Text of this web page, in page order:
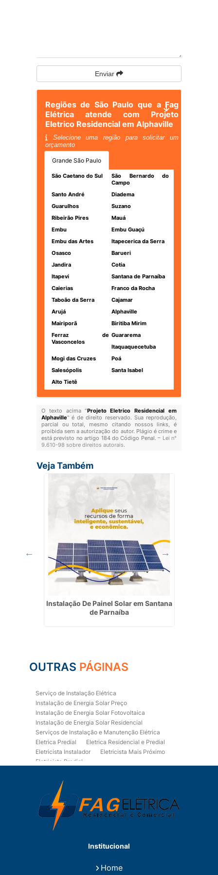
Enviar
Regiões de São Paulo que a Fag
Elétrica atende com Projeto
Eletrico Residencial em Alphaville
Selecione uma região para solicitar um
orçamento
Grande São Paulo
São Caetano do Sul
São Bernardo do
Campo
Santo André
Diadema
Guarulhos
Suzano
Ribeirão Pires
Mauá
Embu
Embu Guaçú
Embu das Artes
Itapecerica da Serra
Osasco
Barueri
Jandira
Cotia
Itapevi
Santana de Parnaíba
Caierias
Franco da Rocha
Taboão da Serra
Cajamar
Arujá
Alphaville
Mairiporã
Biritiba Mirim
Ferraz de
Vasconcelos
Guararema
Itaquaquecetuba
Mogi das Cruzes
Poá
Salesópolis
Santa Isabel
Alto Tietê
O texto acima "Projeto Eletrico Residencial em
Alphaville" é de direito reservado. Sua reprodução,
parcial ou total, mesmo citando nossos links, é
proibida sem a autorização do autor. Plágio é crime e
está previsto no artigo 184 do Código Penal. – Lei n°
9.610-98 sobre direitos autorais.
Veja Também
Instalação De Painel Solar em Santana
de Parnaíba
OUTRAS PÁGINAS
Serviço de Instalação Elétrica
Instalação de Energia Solar Preço
Instalação de Energia Solar Fotovoltaica
Instalação de Energia Solar Residencial
Serviços de Instalação e Manutenção Elétrica
Eletrica Predial
Eletrica Residencial e Predial
Eletricista Instalador
Eletricista Mais Próximo
Eletricista Predial
Eletricista Residencial
Eletricista Residencial E Predial
Eletricistas de Manutenção
Empresa de Instalações Elétricas
Empresa de Manutenção Eletrica
Empresa de Prestação de Serviços Eletricos
Fiação para Instalação Eletrica Residencial
Instalação de Energia Solar Residencial Preço
Institucional
Home